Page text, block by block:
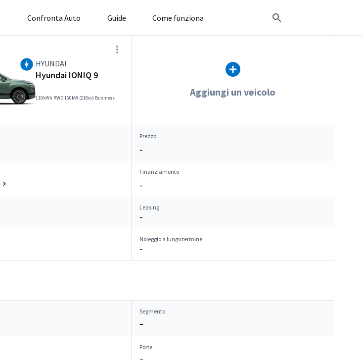
Confronta Auto Guide Come funziona
HYUNDAI
Hyundai IONIQ 9
110kWh RWD 160kW (218cv) Business Aggiungi un veicolo
Prezzo
–
Finanziamento
–
Leasing
–
Noleggio a lungo termine
–
Segmento
–
Porte